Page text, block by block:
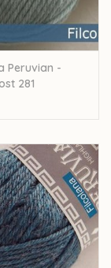
Peruvian -
281